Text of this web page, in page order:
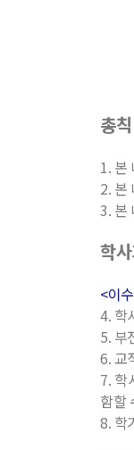
총칙
1. 본
2. 본
3. 본
학
<이
4. 학
5. 부
6. 교
7. 학
함할
8. 학